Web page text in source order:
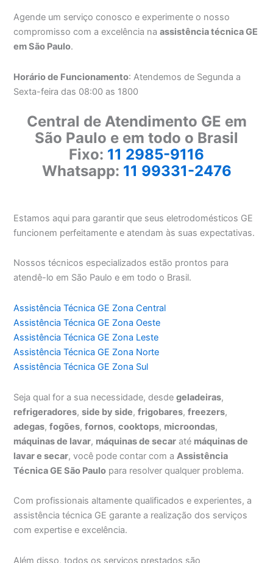
Agende um serviço conosco e experimente o nosso
compromisso com a excelência naassistência técnica GE
em São Paulo.
Horário de Funcionamento: Atendemos de Segunda a
Sexta-feira das 08:00 as 1800
Central de Atendimento GE em
São Paulo e em todo o Brasil
Fixo: 11 2985-9116
Whatsapp: 11 99331-2476
Estamos aqui para garantir que seus eletrodomésticos GE
funcionem perfeitamente e atendam às suas expectativas.
Nossos técnicos especializados estão prontos para
atendê-lo em São Paulo e em todo o Brasil.
Assistência Técnica GE Zona Central
Assistência Técnica GE Zona Oeste
Assistência Técnica GE Zona Leste
Assistência Técnica GE Zona Norte
Assistência Técnica GE Zona Sul
Seja qual for a sua necessidade, desdegeladeiras,
refrigeradores,side by side,frigobares,freezers,
adegas,fogões,fornos,cooktops, microondas,
máquinas de lavar, máquinas de secar até máquinas de
lavar e secar, você pode contar com a Assistência
Técnica GE São Paulo para resolver qualquer problema.
Com profissionais altamente qualificados e experientes, a
assistência técnica GE garante a realização dos serviços
com expertise e excelência.
Além disso, todos os serviços prestados são